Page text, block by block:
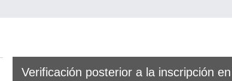
Verificación posterior a la inscripción